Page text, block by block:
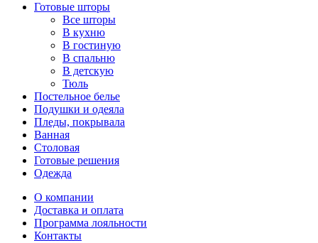
Готовые шторы
Все шторы
В кухню
В гостиную
В спальню
В детскую
Тюль
Постельное белье
Подушки и одеяла
Пледы, покрывала
Ванная
Столовая
Готовые решения
Одежда
О компании
Доставка и оплата
Программа лояльности
Контакты